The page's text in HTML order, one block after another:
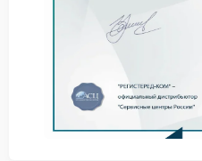
Износ или разрушение
приводящее к
Ослабление креплений
Каждый из
специфику диагностики.
способен не только
ротор, что приведет к